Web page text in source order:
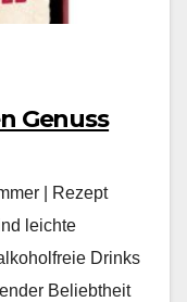
Genuss
| Rezept
leichte
Drinks
Beliebtheit